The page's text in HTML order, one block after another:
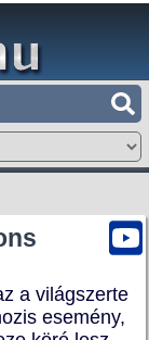
a világszerte
esemény,